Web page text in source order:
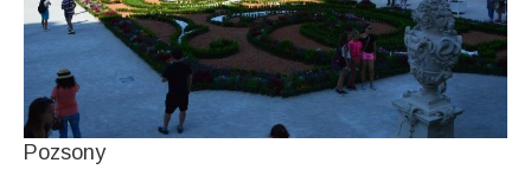
Pozsony